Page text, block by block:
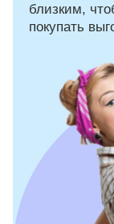
близким,
покупать